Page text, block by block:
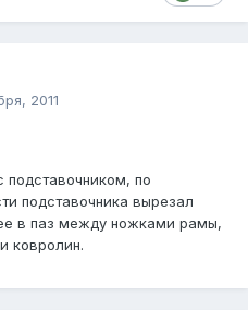
2011
подставочником, по
подставочника вырезал
в паз между ножками рамы,
ковролин.